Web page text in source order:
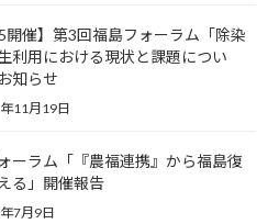
開催】第3回福島フォーラム「除染
利用における現状と課題につい
知らせ
11月19日
ーラム「『農福連携』から福島復
る」開催報告
7月9日